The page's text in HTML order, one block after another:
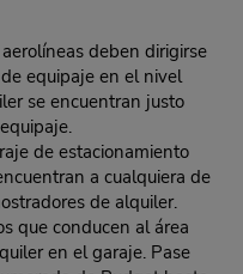
deben dirigirse
equipaje en el nivel
se encuentran justo
de estacionamiento
a cualquiera de
de alquiler.
que conducen al área
en el garaje. Pase